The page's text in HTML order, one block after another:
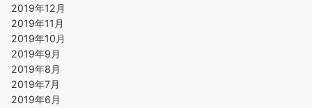
2019年12月
2019年11月
2019年10月
2019年9月
2019年8月
2019年7月
2019年6月